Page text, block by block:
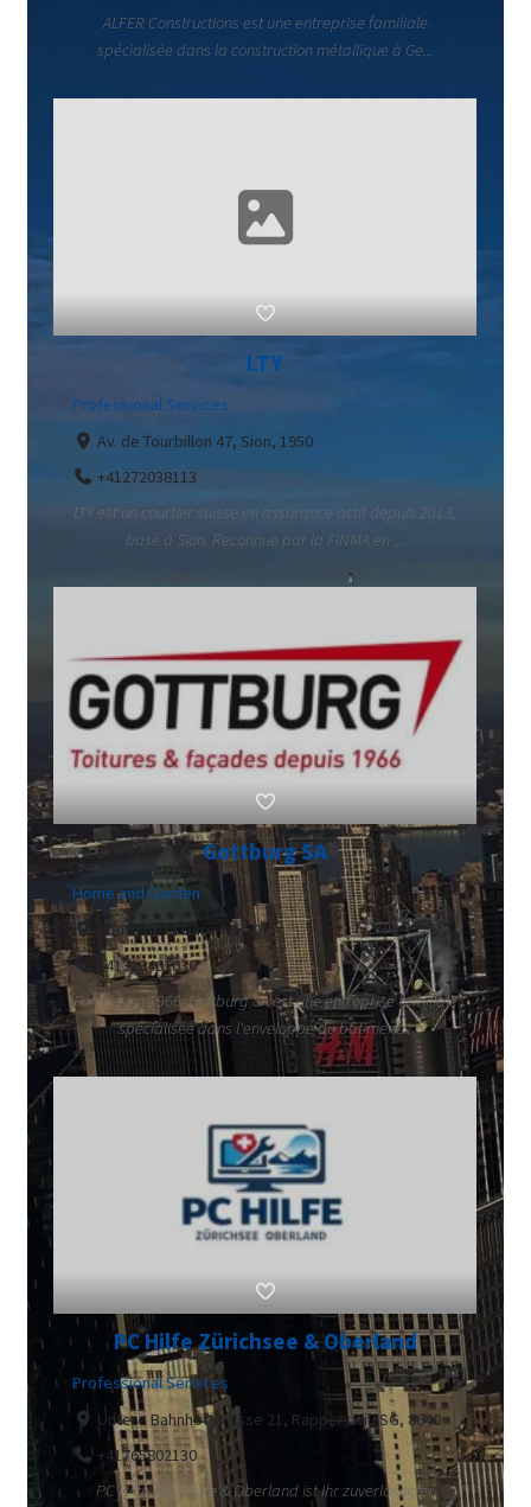
ALFER Constructions est une entreprise familiale
spécialisée dans la construction métallique à Ge...
LTY
Professional Services
Av. de Tourbillon 47, Sion, 1950
+41272038113
LTY est un courtier suisse en assurance actif depuis 2013,
basé à Sion. Reconnue par la FINMA en ...
Gottburg SA
Home and Garden
Route de la Gare 68, 2017
+41328461630
Fondée en 1966, Gottburg SA est une entreprise familiale
spécialisée dans l'enveloppe du bâtiment...
PC Hilfe Zürichsee & Oberland
Professional Services
Untere Bahnhofstrasse 21, Rapperswil, SG, 8640
+41765802130
PC Hilfe Zürichsee & Oberland ist Ihr zuverlässiger